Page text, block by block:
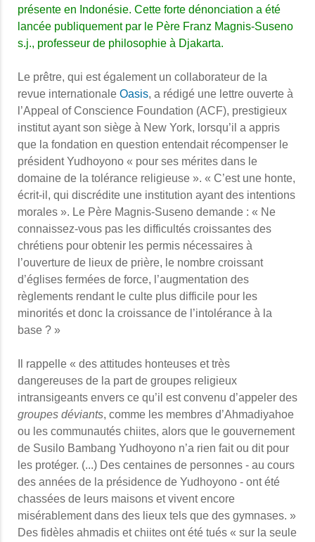
présente en Indonésie. Cette forte dénonciation a été
lancée publiquement par le Père Franz Magnis-Suseno
s.j., professeur de philosophie à Djakarta.
Le prêtre, qui est également un collaborateur de la
revue internationale Oasis, a rédigé une lettre ouverte à
l’Appeal of Conscience Foundation (ACF), prestigieux
institut ayant son siège à New York, lorsqu’il a appris
que la fondation en question entendait récompenser le
président Yudhoyono « pour ses mérites dans le
domaine de la tolérance religieuse ». « C’est une honte,
écrit-il, qui discrédite une institution ayant des intentions
morales ». Le Père Magnis-Suseno demande : « Ne
connaissez-vous pas les difficultés croissantes des
chrétiens pour obtenir les permis nécessaires à
l’ouverture de lieux de prière, le nombre croissant
d’églises fermées de force, l’augmentation des
règlements rendant le culte plus difficile pour les
minorités et donc la croissance de l’intolérance à la
base ? »
Il rappelle « des attitudes honteuses et très
dangereuses de la part de groupes religieux
intransigeants envers ce qu’il est convenu d’appeler des
groupes déviants, comme les membres d’Ahmadiyahoe
ou les communautés chiites, alors que le gouvernement
de Susilo Bambang Yudhoyono n’a rien fait ou dit pour
les protéger. (...) Des centaines de personnes - au cours
des années de la présidence de Yudhoyono - ont été
chassées de leurs maisons et vivent encore
misérablement dans des lieux tels que des gymnases. »
Des fidèles ahmadis et chiites ont été tués « sur la seule